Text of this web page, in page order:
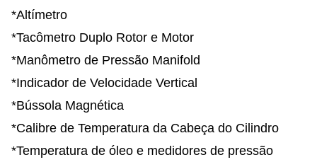
*Altímetro
*Tacômetro Duplo Rotor e Motor
*Manômetro de Pressão Manifold
*Indicador de Velocidade Vertical
*Bússola Magnética
*Calibre de Temperatura da Cabeça do Cilindro
*Temperatura de óleo e medidores de pressão